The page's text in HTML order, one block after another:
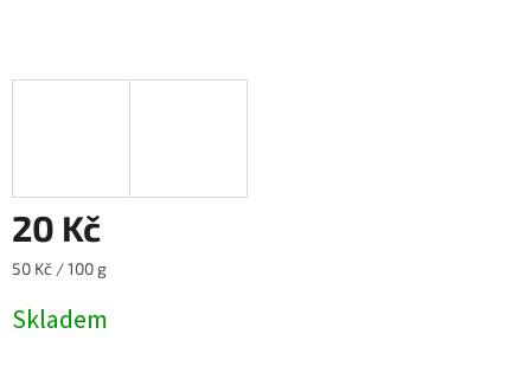
20 Kč
Měrná
50 Kč / 100 g
Skladem